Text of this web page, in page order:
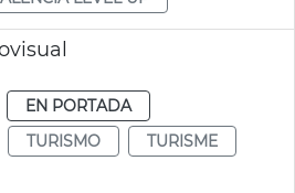
EN PORTADA
TURISMO
TURISME